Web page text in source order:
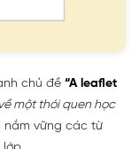
chủ đề “A leaflet
một thói quen học
nắm vững các từ